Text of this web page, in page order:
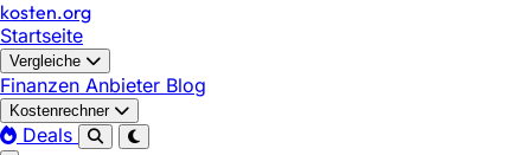
kosten.org
Startseite
Vergleiche
Finanzen Anbieter Blog
Kostenrechner
Deals